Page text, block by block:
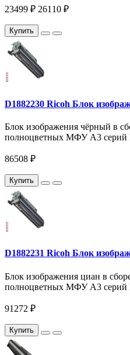
23499 ₽ 26110 ₽
Купить
D1882230 Ricoh Блок
Блок изображения чёрный в
полноцветных МФУ A3 серий
86508 ₽
Купить
D1882231 Ricoh Блок
Блок изображения циан в
полноцветных МФУ A3 серий
91272 ₽
Купить